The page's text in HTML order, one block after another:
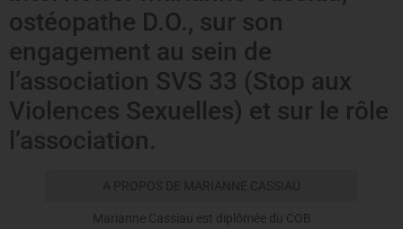
ostéopathe D.O., sur son
engagement au sein de
l’association SVS 33 (Stop aux
Violences Sexuelles) et sur le rôle
l’association.
Marianne Cassiau est diplômée du COB